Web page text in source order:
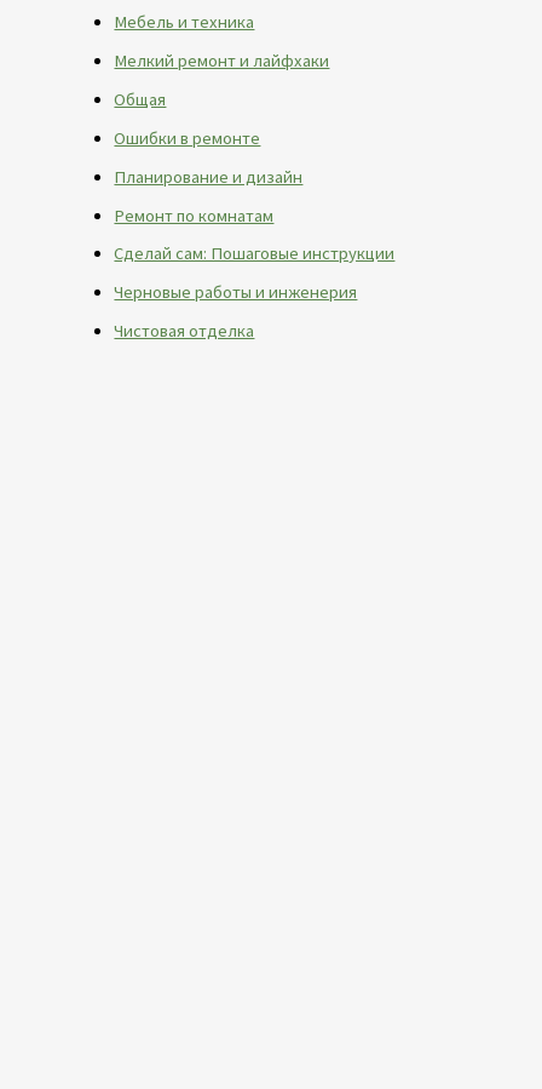
Мебель и техника
Мелкий ремонт и лайфхаки
Общая
Ошибки в ремонте
Планирование и дизайн
Ремонт по комнатам
Сделай сам: Пошаговые инструкции
Черновые работы и инженерия
Чистовая отделка